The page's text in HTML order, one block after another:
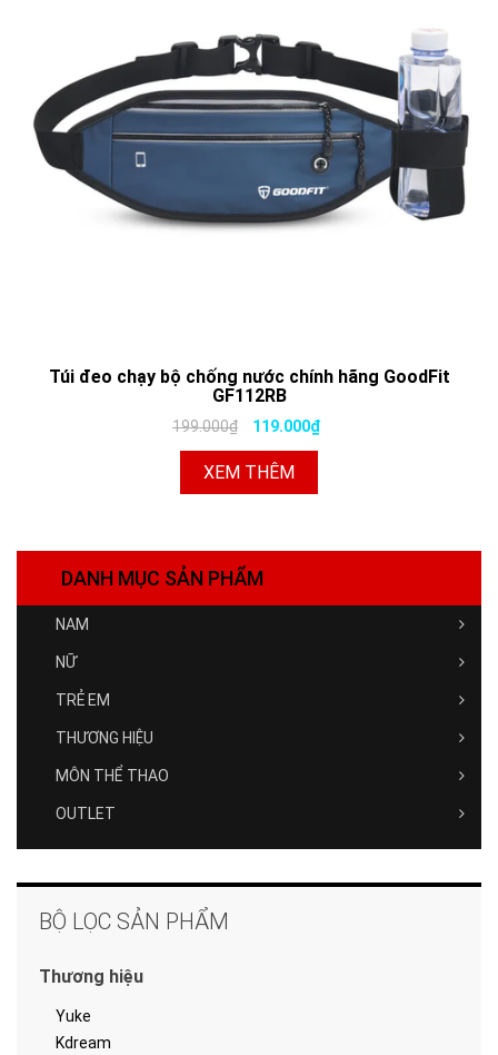
Túi đeo chạy bộ chống nước chính hãng GoodFit
GF112RB
199.000₫ 119.000₫
XEM THÊM
DANH MỤC SẢN PHẨM
NAM
NỮ
TRẺ EM
THƯƠNG HIỆU
MÔN THỂ THAO
OUTLET
BỘ LỌC SẢN PHẨM
Thương hiệu
Yuke
Kdream